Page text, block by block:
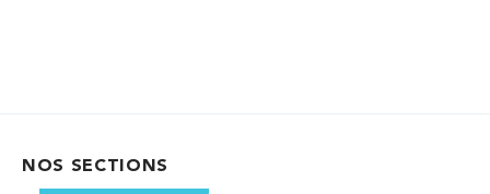
NOS SECTIONS